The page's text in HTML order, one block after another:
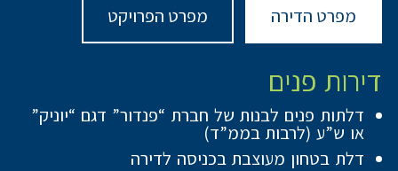
מפרט הדירה מפרט הפרויקט
דירות פנים
דלתות פנים לבנות של חברת “פנדור” דגם “יוניק”
או ש”ע (לרבות בממ”ד)
דלת בטחון מעוצבת בכניסה לדירה